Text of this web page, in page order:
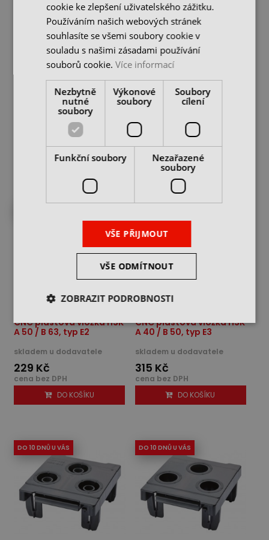
CNC plastová vložka HSK
A 80 / B 100, typ E3
skladem u dodavatele
DO KOŠÍKU
CNC plastová vložka HSK
A 63 / B 80, typ E2
259 Kč
cena bez DPH
DO KOŠÍKU
CNC plastová vložka HSK
A 50 / B 63, typ E2
skladem u dodavatele
229 Kč
cena bez DPH
DO KOŠÍKU
CNC plastová vložka HSK
A 40 / B 50, typ E3
skladem u dodavatele
315 Kč
cena bez DPH
DO KOŠÍKU
DO 10 DNŮ U VÁS DO 10 DNŮ U VÁS
cookie ke zlepšení uživatelského zážitku.
Používáním našich webových stránek
souhlasíte se všemi soubory cookie v
souladu s našimi zásadami používání
souborů cookie.Více informací
Nezbytně
nutné
soubory
Výkonové
soubory
Soubory
cílení
Funkční soubory
Nezařazené
soubory
VŠE PŘIJMOUT
VŠE ODMÍTNOUT
ZOBRAZIT PODROBNOSTI